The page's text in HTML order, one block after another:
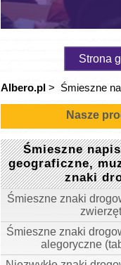
Strona
Albero.pl > Śmieszne
Nasze
Śmieszne
geograficzne,
znaki
Śmieszne znaki
Śmieszne znaki
alegoryczne